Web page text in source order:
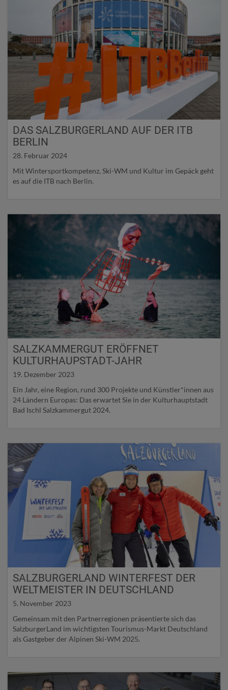
DAS SALZBURGERLAND AUF DER ITB
BERLIN
28. Februar 2024
Mit Wintersportkompetenz, Ski-WM und Kultur im Gepäck geht
es auf die ITB nach Berlin.
SALZKAMMERGUT ERÖFFNET
KULTURHAUPSTADT-JAHR
19. Dezember 2023
Ein Jahr, eine Region, rund 300 Projekte und Künstler*innen aus
24 Ländern Europas: Das erwartet Sie in der Kulturhauptstadt
Bad Ischl Salzkammergut 2024.
SALZBURGERLAND WINTERFEST DER
WELTMEISTER IN DEUTSCHLAND
5. November 2023
Gemeinsam mit den Partnerregionen präsentierte sich das
SalzburgerLand im wichtigsten Tourismus-Markt Deutschland
als Gastgeber der Alpinen Ski-WM 2025.